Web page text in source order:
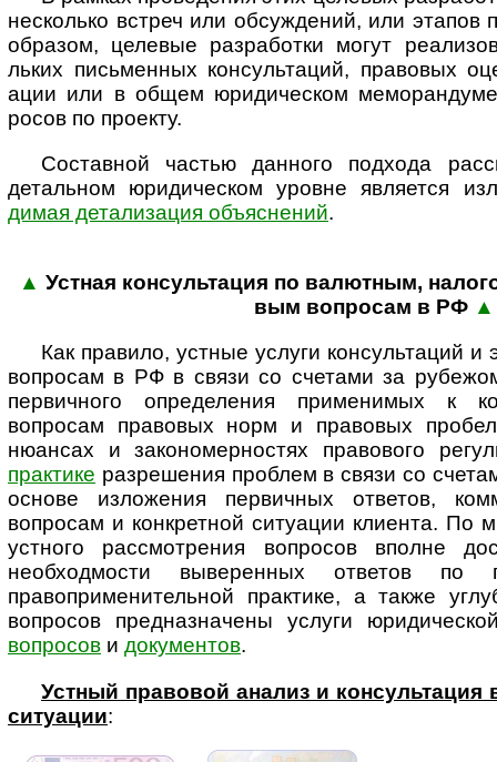
несколько встреч или обсуж­дений, или эта­пов
образом, целевые разра­ботки могут
льких пись­менных консу­ль­таций, правовых
ации или в общем юриди­ческом
росов по проекту.
Составной частью данного подхода
деталь­ном юриди­ческом уровне явля­ется
димая дета­ли­зация объяс­нений.
▲ Устная консультация по валютным,
вым воп­ро­сам в РФ ▲
Как правило, устные услуги консультаций
вопросам в РФ в связи со счетами за
первичного определения применимых к
вопросам правовых норм и правовых
нюансах и закономерностях правового
практике разрешения проблем в связи со
основе изложения первичных ответов,
вопросам и конкретной ситуации клиента. По
устного рассмотрения вопросов вполне
необходмости выверенных ответов
правоприменительной практике, а также
вопросов пред­наз­на­че­ны услуги
вопросов и документов.
Устный правовой анализ и
ситуации: